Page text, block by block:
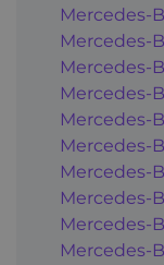
Mercedes-
Mercedes-
Mercedes-
Mercedes-
Mercedes-
Mercedes-
Mercedes-
Mercedes-
Mercedes-
Mercedes-